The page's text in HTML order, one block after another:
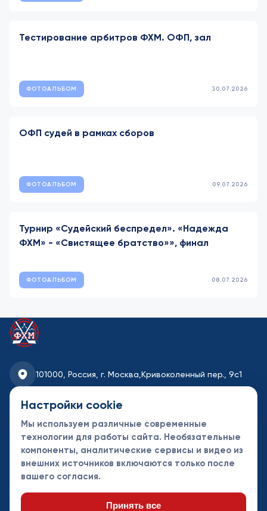
Тестирование арбитров ФХМ. ОФП, зал
ФОТОАЛЬБОМ 30.07.2026
ОФП судей в рамках сборов
ФОТОАЛЬБОМ 09.07.2026
Турнир «Судейский беспредел». «Надежда
ФХМ» - «Свистящее братство»», финал
ФОТОАЛЬБОМ 08.07.2026
101000, Россия, г. Москва, Кривоколенный пер., 9с1
fhmoscow@mail.ru
8-495-621-35-95
Новости
Турниры
Контакты
партнеры
Настройки cookie
Мы используем различные современные
технологии для работы сайта. Необязательные
компоненты, аналитические сервисы и видео из
внешних источников включаются только после
вашего согласия.
Принять все